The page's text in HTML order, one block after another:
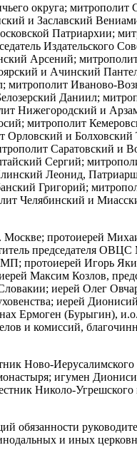
округа;
и Заславский
Патриархии;
Издательского
Арсений;
и Ачинский
Иваново-
Даниил;
Нижегородский и
митрополит
и
Саратовский и
Сергий;
Леонид,
Григорий;
Челябинский и
протоиерей
председателя
протоиерей Игорь
Максим Козлов,
иерей Олег
иерей
Ермоген (Бурыгин),
и комиссий,
Ново-
игумен
Николо-
обязанности
и иных